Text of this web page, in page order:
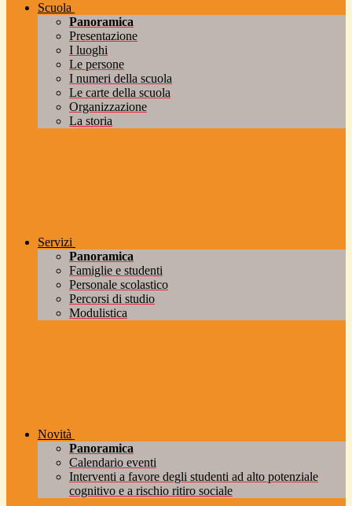
Scuola
Panoramica
Presentazione
I luoghi
Le persone
I numeri della scuola
Le carte della scuola
Organizzazione
La storia
Servizi
Panoramica
Famiglie e studenti
Personale scolastico
Percorsi di studio
Modulistica
Novità
Panoramica
Calendario eventi
Interventi a favore degli studenti ad alto potenziale
cognitivo e a rischio ritiro sociale